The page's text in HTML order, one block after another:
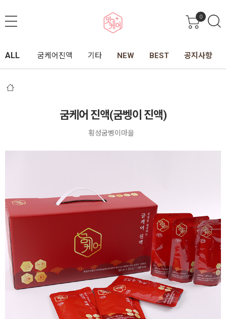
0
ALL 굼케어진액 기타 NEW BEST 공지사항
굼케어 진액(굼벵이 진액)
횡성굼벵이마을